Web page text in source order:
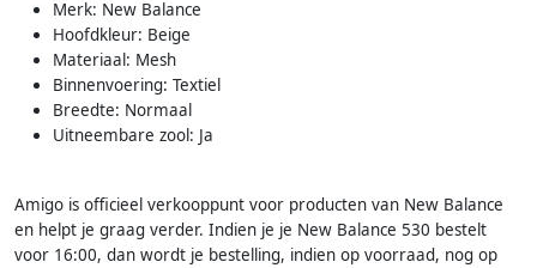
Merk: New Balance
Hoofdkleur: Beige
Materiaal: Mesh
Binnenvoering: Textiel
Breedte: Normaal
Uitneembare zool: Ja
Amigo is officieel verkooppunt voor producten van New Balance
en helpt je graag verder. Indien je je New Balance 530 bestelt
voor 16:00, dan wordt je bestelling, indien op voorraad, nog op